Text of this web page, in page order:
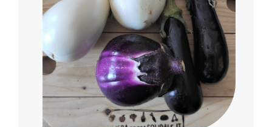
Progetti
I produttori
Carrello